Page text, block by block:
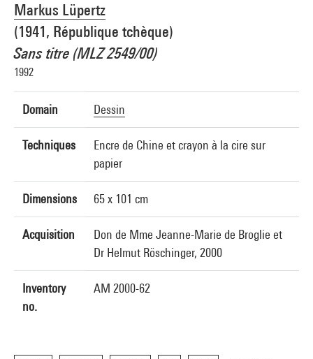
Markus Lüpertz
(1941, République tchèque)
Sans titre (MLZ 2549/00)
1992
Domain Dessin
Techniques
Encre de Chine et crayon à la cire sur
papier
Dimensions 65 x 101 cm
Acquisition
Don de Mme Jeanne-Marie de Broglie et
Dr Helmut Röschinger, 2000
Inventory
no.
AM 2000-62
Photo credits : Centre Pompidou, MNAM-CCI/Philippe Migeat/Dist. GrandPalaisRmn
Image reference : 4R00466 [2000 CX 0433]